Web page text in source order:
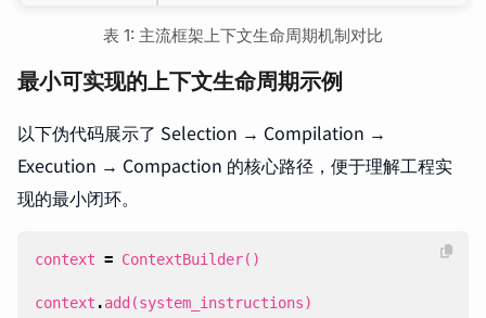
表 1: 主流框架上下文生命周期机制对比
最小可实现的上下文生命周期示例
以下伪代码展示了 Selection → Compilation →
Execution → Compaction 的核心路径，便于理解工程实
现的最小闭环。
context = ContextBuilder()
context .add(system_instructions)